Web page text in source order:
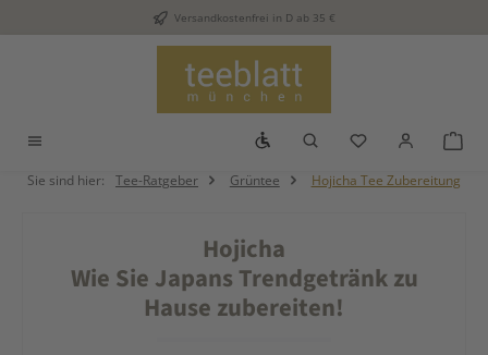
Zum Hauptinhalt springenVersandkostenfrei in D ab 35 €
Werkzeugleiste anzeigen
Du hast 0
Sie sind hier: Tee-Ratgeber Grüntee Hojicha Tee Zubereitung
Hojicha
Wie Sie Japans Trendgetränk zu
Hause zubereiten!